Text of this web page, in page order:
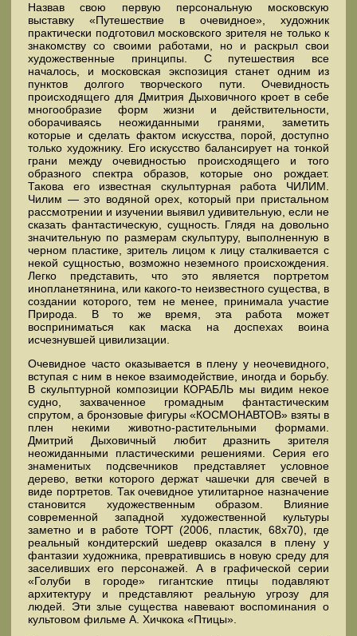
Назвав свою первую персональную московскую
выставку «Путешествие в очевидное», художник
практически подготовил московского зрителя не только к
знакомству со своими работами, но и раскрыл свои
художественные принципы. С путешествия все
началось, и московская экспозиция станет одним из
пунктов долгого творческого пути. Очевидность
происходящего для Дмитрия Дыховичного кроет в себе
многообразие форм жизни и действительности,
оборачиваясь неожиданными гранями, заметить
которые и сделать фактом искусства, порой, доступно
только художнику. Его искусство балансирует на тонкой
грани между очевидностью происходящего и того
образного спектра образов, которые оно рождает.
Такова его известная скульптурная работа ЧИЛИМ.
Чилим — это водяной орех, который при пристальном
рассмотрении и изучении выявил удивительную, если не
сказать фантастическую, сущность. Глядя на довольно
значительную по размерам скульптуру, выполненную в
черном пластике, зритель лицом к лицу сталкивается с
некой сущностью, возможно неземного происхождения.
Легко представить, что это является портретом
инопланетянина, или какого-то неизвестного существа, в
создании которого, тем не менее, принимала участие
Природа. В то же время, эта работа может
восприниматься как маска на доспехах воина
исчезнувшей цивилизации.
Очевидное часто оказывается в плену у неочевидного,
вступая с ним в некое взаимодействие, иногда и борьбу.
В скульптурной композиции КОРАБЛЬ мы видим некое
судно, захваченное громадным фантастическим
спрутом, а бронзовые фигуры «КОСМОНАВТОВ» взяты в
плен некими животно-растительными формами.
Дмитрий Дыховичный любит дразнить зрителя
неожиданными пластическими решениями. Серия его
знаменитых подсвечников представляет условное
дерево, ветки которого держат чашечки для свечей в
виде портретов. Так очевидное утилитарное назначение
становится художественным образом. Влияние
современной западной художественной культуры
заметно и в работе ТОРТ (2006, пластик, 68х70), где
реальный кондитерский шедевр оказался в плену у
фантазии художника, превратившись в новую среду для
заселивших его персонажей. А в графической серии
«Голуби в городе» гигантские птицы подавляют
архитектуру и представляют реальную угрозу для
людей. Эти злые существа навевают воспоминания о
культовом фильме А. Хичкока «Птицы».